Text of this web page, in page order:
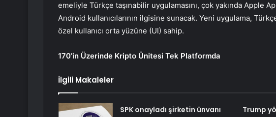
emeliyle Türkçe taşınabilir uygulamasını, çok yakında Apple
Android kullanıcılarının ilgisine sunacak. Yeni uygulama,
özel kullanıcı orta yüzüne (UI) sahip.
170’in Üzerinde Kripto Ünitesi Tek Platformda
İlgili Makaleler
SPK onayladı şirketin ünvanı
Trump